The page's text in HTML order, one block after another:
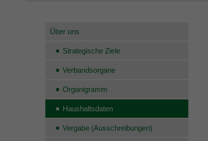
Über uns
Strategische Ziele
Verbandsorgane
Organigramm
Haushaltsdaten
Vergabe (Ausschreibungen)